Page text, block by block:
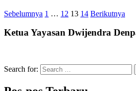
Sebelumnya 1 … 12 13 14 Berikutnya
Ketua Yayasan Dwijendra
Search for: